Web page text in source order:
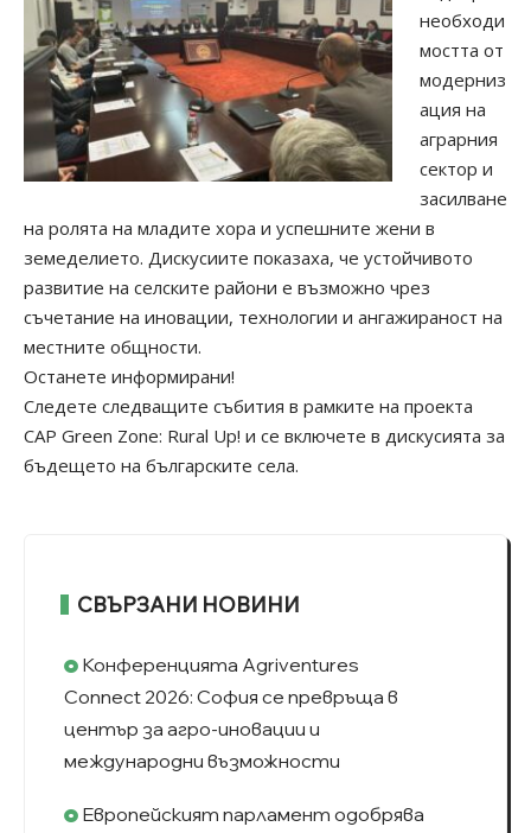
необходи
мостта от
модерниз
ация на
аграрния
сектор и
засилване
на ролята на младите хора и успешните жени в
земеделието. Дискусиите показаха, че устойчивото
развитие на селските райони е възможно чрез
съчетание на иновации, технологии и ангажираност на
местните общности.
Останете информирани!
Следете следващите събития в рамките на проекта
CAP Green Zone: Rural Up! и се включете в дискусията за
бъдещето на българските села.
СВЪРЗАНИ НОВИНИ
Конференцията Agriventures
Connect 2026: София се превръща в
център за агро-иновации и
международни възможности
Европейският парламент одобрява